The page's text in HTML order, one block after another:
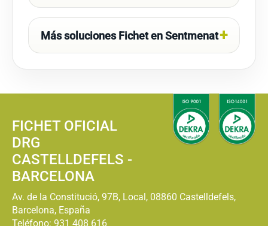
Más soluciones Fichet en Sentmenat
FICHET OFICIAL
DRG
CASTELLDEFELS -
BARCELONA
Av. de la Constitució, 97B, Local, 08860 Castelldefels,
Barcelona, España
Teléfono: 931 408 616